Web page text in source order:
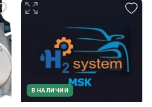
В НАЛИЧИИ